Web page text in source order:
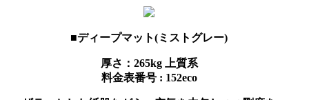
■ディープマット(ミストグレー)
厚さ：265kg
上質系
料金表番号 : 152eco